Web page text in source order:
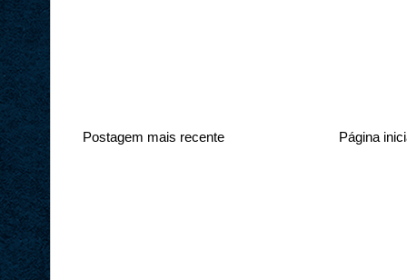
Postagem mais recente Página